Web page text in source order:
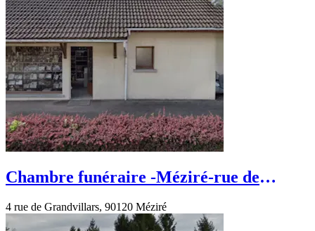
Chambre funéraire -Méziré-rue de
4 rue de Grandvillars, 90120 Méziré